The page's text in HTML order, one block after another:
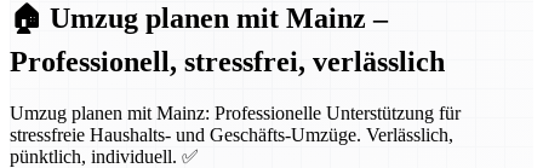
🏠 Umzug planen mit Mainz –
Professionell, stressfrei, verlässlich
Umzug planen mit Mainz: Professionelle Unterstützung für
stressfreie Haushalts- und Geschäfts-Umzüge. Verlässlich,
pünktlich, individuell. ✅